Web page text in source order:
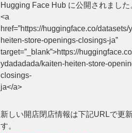
Hugging Face Hub に公開されました
<a
href=”https://huggingface.co/
heiten-store-openings-closings-ja”
target=”_blank”>https://
ydadadada/kaiten-heiten-store-
closings-
ja</a>
新しい開店閉店情報は下記URLで更
す。